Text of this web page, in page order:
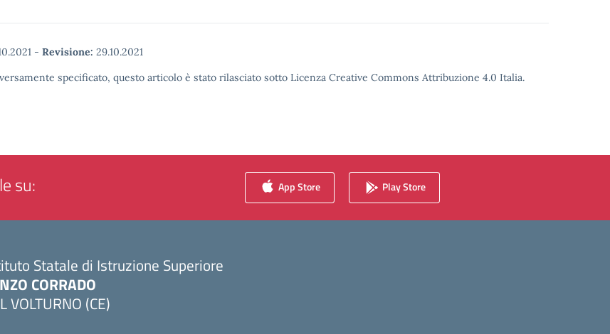
- Revisione: 29.10.2021
specificato, questo articolo è stato rilasciato sotto Licenza Creative Commons Attribuzione 4.0 Italia.
su: App Store Play Store
Statale di Istruzione Superiore
CORRADO
VOLTURNO (CE)